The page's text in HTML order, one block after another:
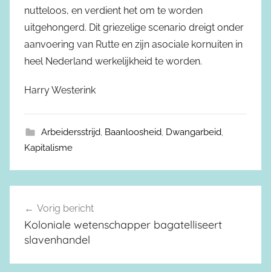
nutteloos, en verdient het om te worden
uitgehongerd. Dit griezelige scenario dreigt onder
aanvoering van Rutte en zijn asociale kornuiten in
heel Nederland werkelijkheid te worden.
Harry Westerink
Arbeidersstrijd, Baanloosheid, Dwangarbeid,
Kapitalisme
Berichtnavigatie
Vorig bericht
Koloniale wetenschapper bagatelliseert
slavenhandel